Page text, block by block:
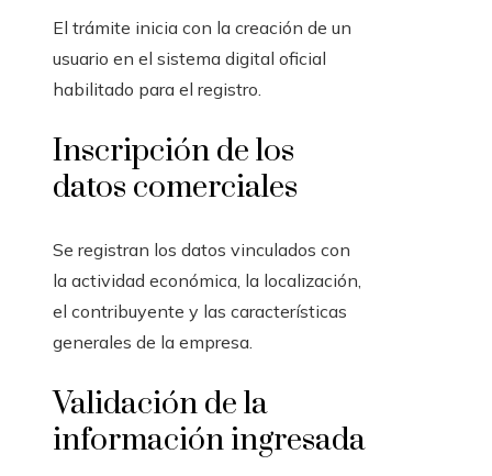
El trámite inicia con la creación de un
usuario en el sistema digital oficial
habilitado para el registro.
Inscripción de los
datos comerciales
Se registran los datos vinculados con
la actividad económica, la localización,
el contribuyente y las características
generales de la empresa.
Validación de la
información ingresada